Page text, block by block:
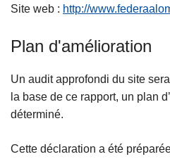
Site web : http://
Plan d'amélioration
Un audit approfondi du site
la base de ce rapport, un plan
déterminé.
Cette déclaration a été